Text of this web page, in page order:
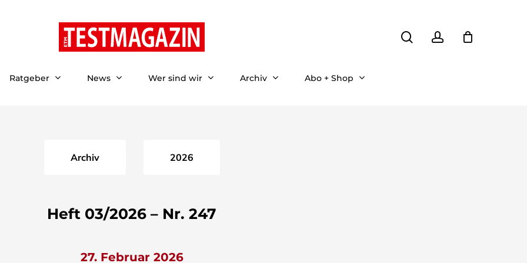
Ratgeber News Wer sind wir Archiv Abo + Shop
Archiv 2026
Heft 03/2026 – Nr. 247
27. Februar 2026